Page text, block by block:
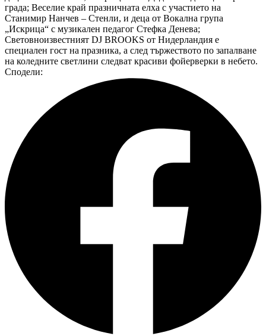
града; Веселие край празничната елха с участието на
Станимир Нанчев – Стенли, и деца от Вокална група
„Искрица“ с музикален педагог Стефка Денева;
Световноизвестният DJ BROOKS от Нидерландия е
специален гост на празника, а след тържеството по запалване
на коледните светлини следват красиви фойерверки в небето.
Сподели: